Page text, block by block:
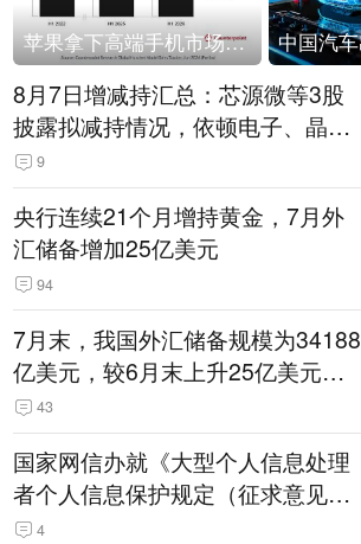
苹果拿下高端手机市场65%的份额：iPhone 17系列功不可没
8月7日增减持汇总：芯源微等3股
披露拟减持情况，依顿电子、晶华
微拟增持（表）
9
央行连续21个月增持黄金，7月外
汇储备增加25亿美元
94
7月末，我国外汇储备规模为34188
亿美元，较6月末上升25亿美元，
升幅为0.07%
43
国家网信办就《大型个人信息处理
者个人信息保护规定（征求意见
稿）》公开征求意见
4